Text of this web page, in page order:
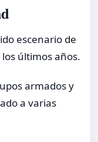
escenario de
últimos años.
armados y
a varias